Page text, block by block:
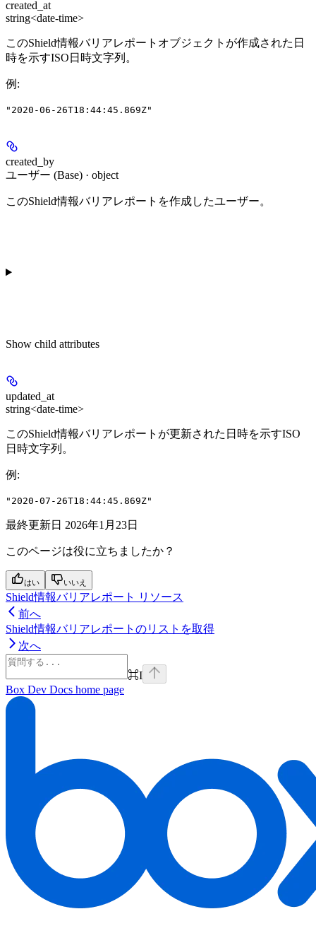
created_at
string<date-time>
このShield情報バリアレポートオブジェクトが作成された日
時を示すISO日時文字列。
例 :
"2020-06-26T18:44:45.869Z"
created_by
ユーザー (Base) · object
このShield情報バリアレポートを作成したユーザー。
Show child attributes
updated_at
string<date-time>
このShield情報バリアレポートが更新された日時を示すISO
日時文字列。
例 :
"2020-07-26T18:44:45.869Z"
最終更新日 2026年1月23日
このページは役に立ちましたか？
はい いいえ
Shield情報バリアレポート リソース
前へ
Shield情報バリアレポートのリストを取得
次へ
⌘I
Box Dev Docs home page